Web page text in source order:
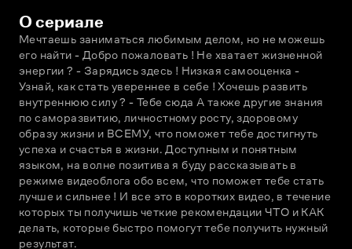
О сериале
Мечтаешь заниматься любимым делом, но не можешь
его найти - Добро пожаловать ! Не хватает жизненной
энергии ? - Зарядись здесь ! Низкая самооценка -
Узнай, как стать увереннее в себе ! Хочешь развить
внутреннюю силу ? - Тебе сюда А также другие знания
по саморазвитию, личностному росту, здоровому
образу жизни и ВСЕМУ, что поможет тебе достигнуть
успеха и счастья в жизни. Доступным и понятным
языком, на волне позитива я буду рассказывать в
режиме видеоблога обо всем, что поможет тебе стать
лучше и сильнее ! И все это в коротких видео, в течение
которых ты получишь четкие рекомендации ЧТО и КАК
делать, которые быстро помогут тебе получить нужный
результат.